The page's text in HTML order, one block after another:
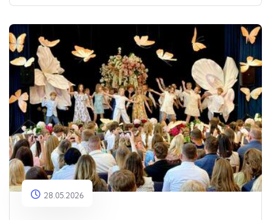
28.05.2026